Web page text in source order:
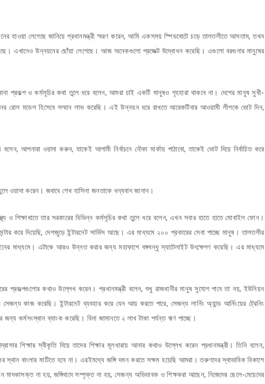
হাওয়া লেগেছে জানিয়ে প্রধানমন্ত্রী স্মরণ করেন, আমি একসময় স্পিডবোটে চড়ে তালতলীতে আসতাম, তখন
এখানেও উন্নয়নের ছোঁয়া লেগেছে। আজ অনেকগুলো প্রজেক্ট উদ্বোধন করেছি। এগুলো বরগুনার মানুষের
প্রকল্প ও কর্মসূচির কথা তুলে ধরে বলেন, আমরা চাই একটি মানুষও গৃহহারা থাকবে না। দেশের মানুষ সুখী-
রোল মডেল হিসেবে সম্মান লাভ করেছি। এই উন্নয়ন ধরে রাখতে আরেকটিবার আওয়ামী লীগকে ভোট দিন,
আপনারা ওয়াদা করুন, যাকেই আগামী নির্বাচনে নৌকা মার্কায় পাঠাবো, তাকেই ভোট দিয়ে নির্বাচিত করে
ওয়াদা করেন। জবাবে শেখ হাসিনা জনতাকে ধন্যবাদ জানান।
ও শিক্ষাখাতে তার সরকারের বিভিন্ন কর্মসূচির কথা তুলে ধরে বলেন, এখন সবার হাতে হাতে মোবাইল ফোন।
করে দিয়েছি, দেশজুড়ে ইন্টারনেট সার্ভিস আছে। এর মাধ্যমে ২০০ প্রকারের সেবা পাচ্ছে মানুষ। তালতলীর
মাধ্যমে। এটাকে আরও উন্নত করার জন্য মহাকাশে বঙ্গবন্ধু স্যাটেলাইট উৎক্ষেপণ করেছি। এর মাধ্যমে
প্রকল্পগুলোর কথাও উল্লেখ করেন। প্রধানমন্ত্রী বলেন, শুধু রাজধানীর মানুষ সুযোগ পাবে তা নয়, ইউনিয়ন
কাজ করেছি। ইন্টারনেট ব্যবহার করে যেন আয় করতে পারে, সেজন্য লার্নিং অ্যান্ড আর্নিংয়ের ট্রেনিং
কর্মসংস্থান ব্যাংক করেছি। বিনা জামানতে ২ লাখ টাকা পর্যন্ত ঋণ পাচ্ছে।
শিক্ষার স্বীকৃতি দিয়ে তাদের শিক্ষার মূলধারায় আনার কথাও উল্লেখ করেন প্রধানমন্ত্রী। তিনি বলেন,
স্থান বাংলার মাটিতে হবে না। এরইমধ্যে জঙ্গি দমন করতে সক্ষম হয়েছি আমরা। তরুণদের স্বাভাবিক বিকাশে
মাদকাসক্ত না হয়, জঙ্গিবাদে সম্পৃক্ত না হয়, সেজন্য অভিভাবক ও শিক্ষকরা আছেন, নিজেদের ছেলে-মেয়েদের